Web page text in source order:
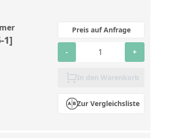
1]
Zur Vergleichsliste
Preis auf Anfrage
- +
In den Warenkorb